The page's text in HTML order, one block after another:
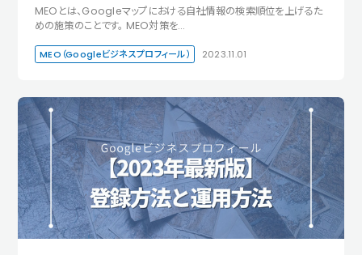
MEOとは、Googleマップにおける自社情報の検索順位を上げるた
めの施策のことです。 MEO対策を…
MEO（Googleビジネスプロフィール） 2023.11.01